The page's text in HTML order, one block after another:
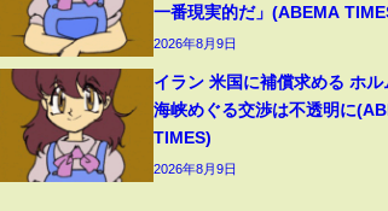
一番現実的だ」(ABEMA
2026年8月9日
イラン 米国に補償求める ホル
海峡めぐる交渉は不透明に
TIMES)
2026年8月9日